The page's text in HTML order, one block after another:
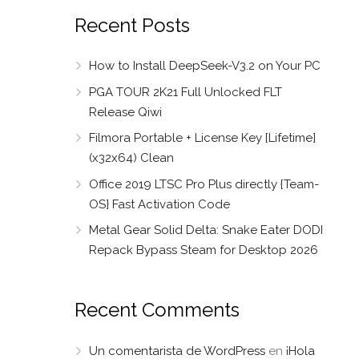
Recent Posts
How to Install DeepSeek-V3.2 on Your PC
PGA TOUR 2K21 Full Unlocked FLT
Release Qiwi
Filmora Portable + License Key [Lifetime]
(x32x64) Clean
Office 2019 LTSC Pro Plus directly {Team-
OS} Fast Activation Code
Metal Gear Solid Delta: Snake Eater DODI
Repack Bypass Steam for Desktop 2026
Recent Comments
Un comentarista de WordPress en¡Hola